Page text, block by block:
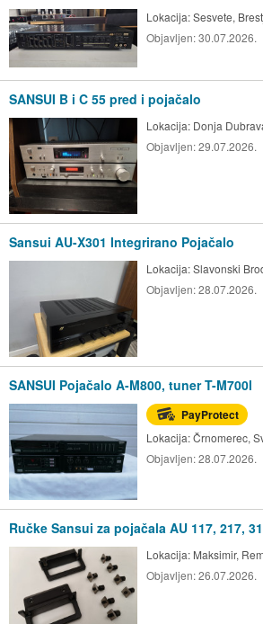
Lokacija:Sesvete,
Objavljen:30.07.2026.
SANSUI B i C 55 pred i pojačalo
Lokacija: Donja
Objavljen:29.07.2026.
Sansui AU-X301 Integrirano Pojačalo
Lokacija:Slavonski
Objavljen:28.07.2026.
SANSUI Pojačalo A-M800, tuner T-M700l
PayProtect
Lokacija:Črnomerec,
Objavljen:28.07.2026.
Ručke Sansui za pojačala AU 117, 217,
Lokacija: Maksimir,
Objavljen:26.07.2026.